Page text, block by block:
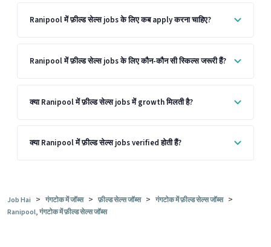
Ranipool में फ़ील्ड सेल्स jobs के लिए कब apply करना चाहिए?
Ranipool में फ़ील्ड सेल्स jobs के लिए कौन-कौन सी स्किल्स जरूरी हैं?
क्या Ranipool में फ़ील्ड सेल्स jobs में growth मिलती है?
क्या Ranipool में फ़ील्ड सेल्स jobs verified होती हैं?
Job Hai > गंगटोक में जॉब्स > फ़ील्ड सेल्स जॉब्स > गंगटोक में फ़ील्ड सेल्स जॉब्स >
Ranipool, गंगटोक में फ़ील्ड सेल्स जॉब्स